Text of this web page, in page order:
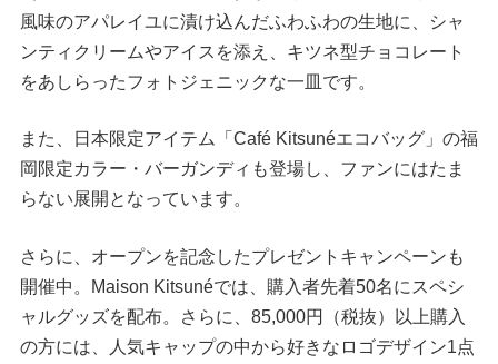
風味のアパレイユに漬け込んだふわふわの生地に、シャ
ンティクリームやアイスを添え、キツネ型チョコレート
をあしらったフォトジェニックな一皿です。
また、日本限定アイテム「Café Kitsunéエコバッグ」の福
岡限定カラー・バーガンディも登場し、ファンにはたま
らない展開となっています。
さらに、オープンを記念したプレゼントキャンペーンも
開催中。Maison Kitsunéでは、購入者先着50名にスペシ
ャルグッズを配布。さらに、85,000円（税抜）以上購入
の方には、人気キャップの中から好きなロゴデザイン1点